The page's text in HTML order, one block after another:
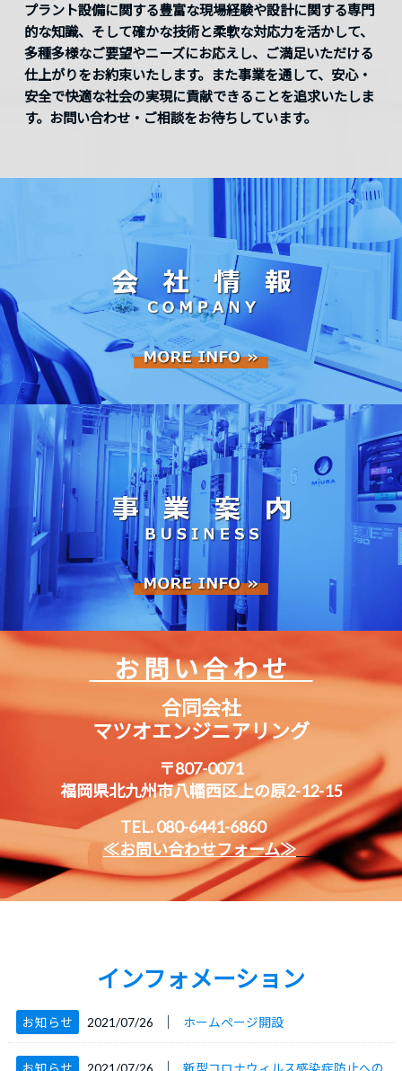
プラント設備に関する豊富な現場経験や設計に関する専門
的な知識、そして確かな技術と柔軟な対応力を活かして、
多種多様なご要望やニーズにお応えし、ご満足いただける
仕上がりをお約束いたします。また事業を通して、安心・
安全で快適な社会の実現に貢献できることを追求いたしま
す。お問い合わせ・ご相談をお待ちしています。
お 問 い 合 わ せ
合同会社
マツオエンジニアリング
〒807-0071
福岡県北九州市八幡西区上の原2-12-15
TEL. 080-6441-6860
≪お問い合わせフォーム≫
インフォメーション
お知らせ 2021/07/26 ホームページ開設